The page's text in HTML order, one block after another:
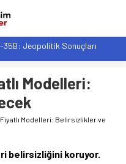
35B: Jeopolitik Sonuçları
Elon Musk’tan Romantik Bir
Değişiminin Nedenleri ve
Sosyal Bağlantılar
Modelleri:
Fiyatlı Modelleri: Belirsizlikler ve
belirsizliğini koruyor.